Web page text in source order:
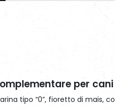
per cani
tipo “0”, fioretto di mais,